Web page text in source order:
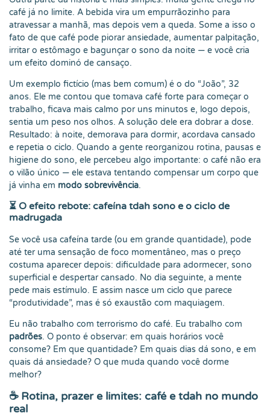
café já no limite. A bebida vira um empurrãozinho para
atravessar a manhã, mas depois vem a queda. Some a isso o
fato de que café pode piorar ansiedade, aumentar palpitação,
irritar o estômago e bagunçar o sono da noite — e você cria
um efeito dominó de cansaço.
Um exemplo fictício (mas bem comum) é o do “João”, 32
anos. Ele me contou que tomava café forte para começar o
trabalho, ficava mais calmo por uns minutos e, logo depois,
sentia um peso nos olhos. A solução dele era dobrar a dose.
Resultado: à noite, demorava para dormir, acordava cansado
e repetia o ciclo. Quando a gente reorganizou rotina, pausas e
higiene do sono, ele percebeu algo importante: o café não era
o vilão único — ele estava tentando compensar um corpo que
já vinha em modo sobrevivência.
⏳ O efeito rebote: cafeína tdah sono e o ciclo de
madrugada
Se você usa cafeína tarde (ou em grande quantidade), pode
até ter uma sensação de foco momentâneo, mas o preço
costuma aparecer depois: dificuldade para adormecer, sono
superficial e despertar cansado. No dia seguinte, a mente
pede mais estímulo. E assim nasce um ciclo que parece
“produtividade”, mas é só exaustão com maquiagem.
Eu não trabalho com terrorismo do café. Eu trabalho com
padrões. O ponto é observar: em quais horários você
consome? Em que quantidade? Em quais dias dá sono, e em
quais dá ansiedade? O que muda quando você dorme
melhor?
☕ Rotina, prazer e limites: café e tdah no mundo
real